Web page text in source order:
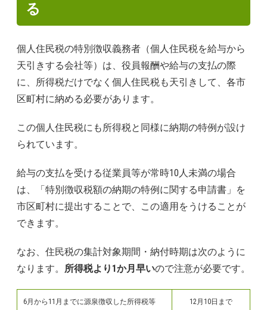
る
個人住民税の特別徴収義務者（個人住民税を給与から
天引きする会社等）は、役員報酬や給与の支払の際
に、所得税だけでなく個人住民税も天引きして、各市
区町村に納める必要があります。
この個人住民税にも所得税と同様に納期の特例が設け
られています。
給与の支払を受ける従業員等が常時10人未満の場合
は、「特別徴収税額の納期の特例に関する申請書」を
市区町村に提出することで、この適用をうけることが
できます。
なお、住民税の集計対象期間・納付時期は次のように
なります。 所得税より1か月早いので注意が必要です。
6月から11月までに源泉徴収した所得税等 12月10日まで